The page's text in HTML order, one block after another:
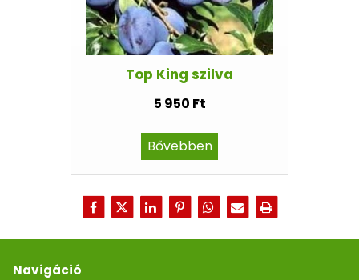
Top King szilva
5 950 Ft
Bővebben
Navigáció